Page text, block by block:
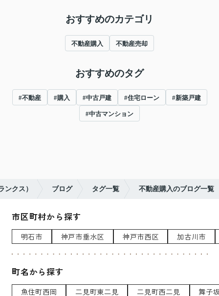
おすすめのカテゴリ
不動産購入 不動産売却
おすすめのタグ
#不動産 #購入 #中古戸建 #住宅ローン #新築戸建
#中古マンション
ンクス） ブログ タグ一覧 不動産購入のブログ一覧
市区町村から探す
明石市 神戸市垂水区 神戸市西区 加古川市
町名から探す
魚住町西岡 二見町東二見 二見町西二見 舞子